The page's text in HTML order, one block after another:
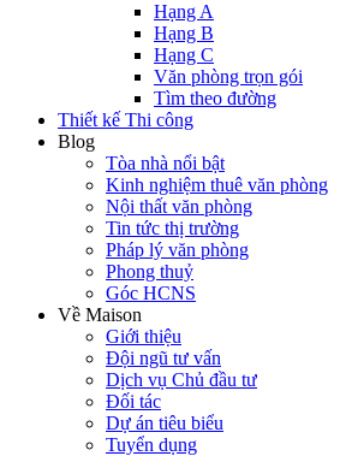
Hạng A
Hạng B
Hạng C
Văn phòng trọn gói
Tìm theo đường
Thiết kế Thi công
Blog
Tòa nhà nổi bật
Kinh nghiệm thuê văn phòng
Nội thất văn phòng
Tin tức thị trường
Pháp lý văn phòng
Phong thuỷ
Góc HCNS
Về Maison
Giới thiệu
Đội ngũ tư vấn
Dịch vụ Chủ đầu tư
Đối tác
Dự án tiêu biểu
Tuyển dụng